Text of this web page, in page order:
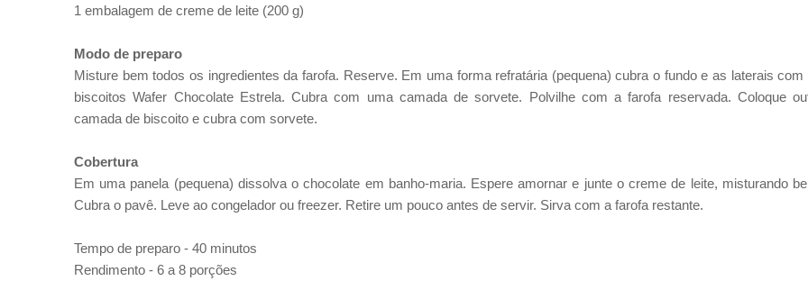
1 embalagem de creme de leite (200 g)
Modo de preparo
Misture bem todos os ingredientes da farofa. Reserve. Em uma forma refratária (pequena) cubra o fundo e as laterais com
biscoitos Wafer Chocolate Estrela. Cubra com uma camada de sorvete. Polvilhe com a farofa reservada. Coloque
camada de biscoito e cubra com sorvete.
Cobertura
Em uma panela (pequena) dissolva o chocolate em banho-maria. Espere amornar e junte o creme de leite, misturando
Cubra o pavê. Leve ao congelador ou freezer. Retire um pouco antes de servir. Sirva com a farofa restante.
Tempo de preparo - 40 minutos
Rendimento - 6 a 8 porções